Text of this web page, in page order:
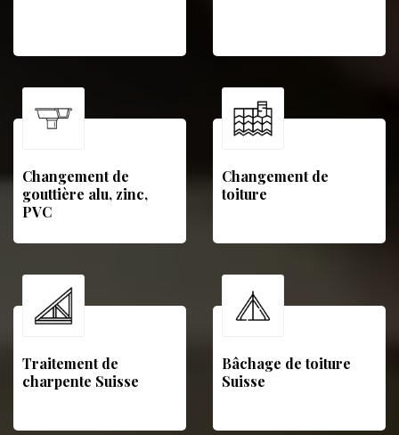
Changement de
gouttière alu, zinc,
PVC
Changement de
toiture
Traitement de
charpente Suisse
Bâchage de toiture
Suisse